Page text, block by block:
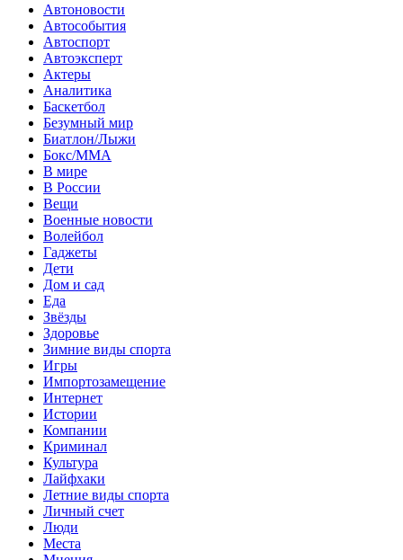
Автоновости
Автособытия
Автоспорт
Автоэксперт
Актеры
Аналитика
Баскетбол
Безумный мир
Биатлон/Лыжи
Бокс/MMA
В мире
В России
Вещи
Военные новости
Волейбол
Гаджеты
Дети
Дом и сад
Еда
Звёзды
Здоровье
Зимние виды спорта
Игры
Импортозамещение
Интернет
Истории
Компании
Криминал
Культура
Лайфхаки
Летние виды спорта
Личный счет
Люди
Места